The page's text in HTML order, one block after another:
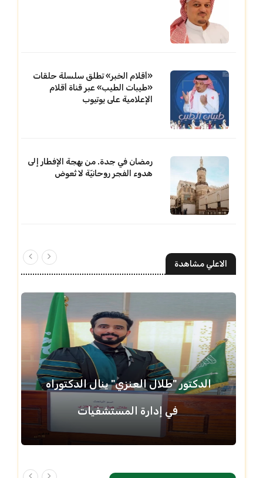
«أقلام الخبر» تطلق سلسلة حلقات
«طيبات الطيب» عبر قناة أقلام
الإعلامية على يوتيوب
رمضان في جدة. من بهجة الإفطار إلى
هدوء الفجر روحانيّة لا تُعوض
الاعلي مشاهدة
الدكتور "طلال العنزي" ينال الدكتوراه
في إدارة المستشفيات